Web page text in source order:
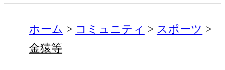
ホーム コミュニティ
スポーツ
金猿等